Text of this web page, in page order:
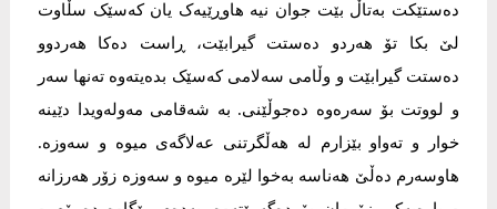
دەستێکت بەتاڵ بێت جوان نیە هاوڕێیەک یان کەسێک سڵاوت
لێ بکا تۆ هەردو دەستت گیرابێت، ڕاست دەکا هەردوو
دەستت گیرابێت و وڵامی سەلامی کەسێک بدەیتەوە تەنها سەر
و لووتت بۆ سەرەوە دەجوڵێنی. بە شەقامی مەولەویدا دێینە
خوار و تەواو بێزارم لە هەڵگرتنی عەلاگەی میوە و سەوزە.
هاوسەرم دەڵێ هەناسە بەخوا لێرە میوە و سەوزە زۆر هەرزانە